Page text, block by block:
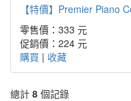
【特價】Premier Piano
零售價：333 元
促銷價： 224 元
購買 | 收藏
總計 8 個記錄